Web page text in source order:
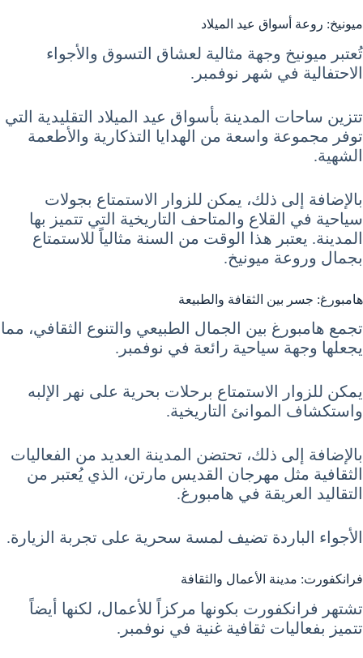
ميونيخ: روعة أسواق عيد الميلاد
تُعتبر ميونيخ وجهة مثالية لعشاق التسوق والأجواء
الاحتفالية في شهر نوفمبر.
تتزين ساحات المدينة بأسواق عيد الميلاد التقليدية التي
توفر مجموعة واسعة من الهدايا التذكارية والأطعمة
الشهية.
بالإضافة إلى ذلك، يمكن للزوار الاستمتاع بجولات
سياحية في القلاع والمتاحف التاريخية التي تتميز بها
المدينة. يعتبر هذا الوقت من السنة مثالياً للاستمتاع
بجمال وروعة ميونيخ.
هامبورغ: جسر بين الثقافة والطبيعة
تجمع هامبورغ بين الجمال الطبيعي والتنوع الثقافي، مما
يجعلها وجهة سياحية رائعة في نوفمبر.
يمكن للزوار الاستمتاع برحلات بحرية على نهر الإلبه
واستكشاف الموانئ التاريخية.
بالإضافة إلى ذلك، تحتضن المدينة العديد من الفعاليات
الثقافية مثل مهرجان القديس مارتن، الذي يُعتبر من
التقاليد العريقة في هامبورغ.
الأجواء الباردة تضيف لمسة سحرية على تجربة الزيارة.
فرانكفورت: مدينة الأعمال والثقافة
تشتهر فرانكفورت بكونها مركزاً للأعمال، لكنها أيضاً
تتميز بفعاليات ثقافية غنية في نوفمبر.